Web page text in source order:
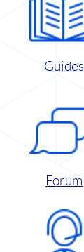
Guides
Forum